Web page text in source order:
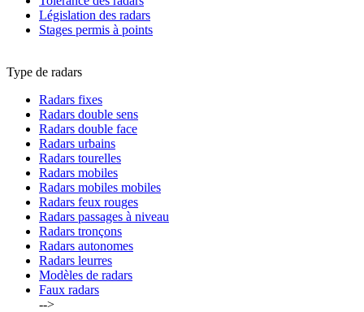
Législation des radars
Stages permis à points
Type de radars
Radars fixes
Radars double sens
Radars double face
Radars urbains
Radars tourelles
Radars mobiles
Radars mobiles mobiles
Radars feux rouges
Radars passages à niveau
Radars tronçons
Radars autonomes
Radars leurres
Modèles de radars
Faux radars
-->